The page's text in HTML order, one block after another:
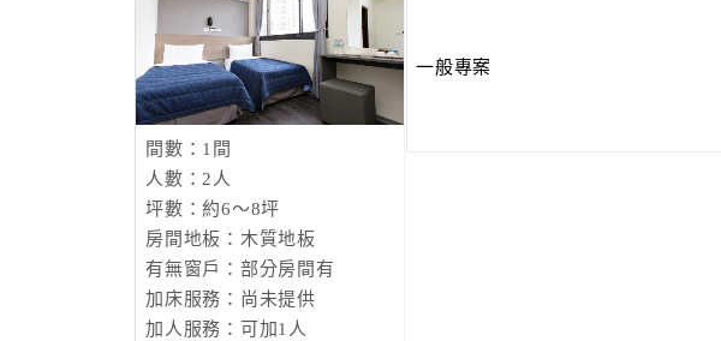
間數：1間
人數：2人
坪數：約6～8坪
房間地板：木質地板
有無窗戶：部分房間有
加床服務：尚未提供
加人服務：可加1人
一般專案